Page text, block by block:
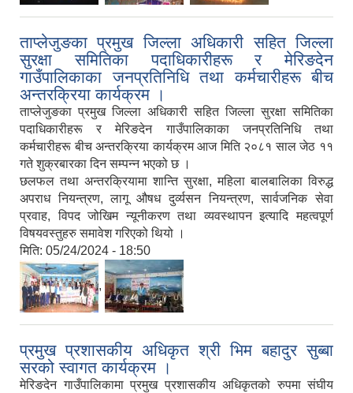
ताप्लेजुङका प्रमुख जिल्ला अधिकारी सहित जिल्ला
सुरक्षा समितिका पदाधिकारीहरू र मेरिङदेन
गाउँपालिकाका जनप्रतिनिधि तथा कर्मचारीहरू बीच
अन्तरक्रिया कार्यक्रम ।
ताप्लेजुङका प्रमुख जिल्ला अधिकारी सहित जिल्ला सुरक्षा समितिका
पदाधिकारीहरू र मेरिङदेन गाउँपालिकाका जनप्रतिनिधि तथा
कर्मचारीहरू बीच अन्तरक्रिया कार्यक्रम आज मिति २०८१ साल जेठ ११
गते शुक्रबारका दिन सम्पन्न भएको छ ।
छलफल तथा अन्तरक्रियामा शान्ति सुरक्षा, महिला बालबालिका विरुद्ध
अपराध नियन्त्रण, लागू औषध दुर्व्यसन नियन्त्रण, सार्वजनिक सेवा
प्रवाह, विपद जोखिम न्यूनीकरण तथा व्यवस्थापन इत्यादि महत्वपूर्ण
विषयवस्तुहरु समावेश गरिएको थियो ।
मिति: 05/24/2024 - 18:50
,
प्रमुख प्रशासकीय अधिकृत श्री भिम बहादुर सुब्बा
सरको स्वागत कार्यक्रम ।
मेरिङदेन गाउँपालिकामा प्रमुख प्रशासकीय अधिकृतको रुपमा संघीय